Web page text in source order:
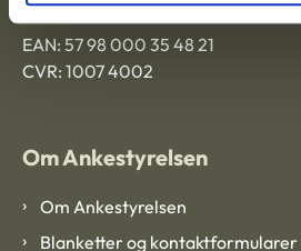
EAN: 57 98 000 35 48 21
CVR: 1007 4002
Om Ankestyrelsen
Om Ankestyrelsen
Blanketter og kontaktformularer